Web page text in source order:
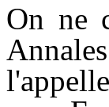
On ne